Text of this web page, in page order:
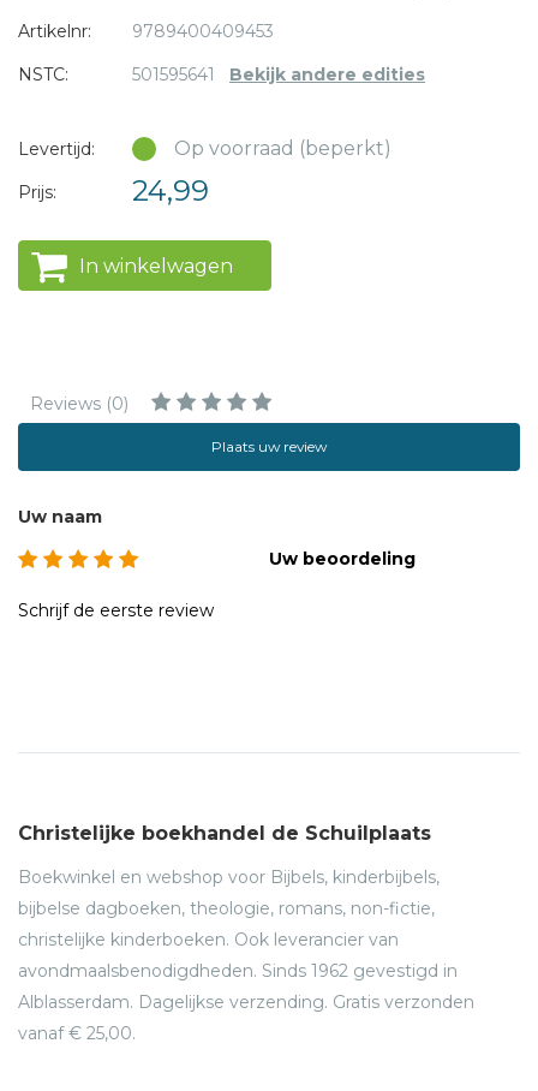
Artikelnr:
9789400409453
NSTC:
501595641 Bekijk andere edities
Levertijd: Op voorraad (beperkt)
Prijs: 24,99
In winkelwagen
Reviews (0)
Plaats uw review
Uw naam
Uw beoordeling
Schrijf de eerste review
Christelijke boekhandel de Schuilplaats
Boekwinkel en webshop voor Bijbels, kinderbijbels,
bijbelse dagboeken, theologie, romans, non-fictie,
christelijke kinderboeken. Ook leverancier van
avondmaalsbenodigdheden. Sinds 1962 gevestigd in
Alblasserdam. Dagelijkse verzending. Gratis verzonden
vanaf € 25,00.